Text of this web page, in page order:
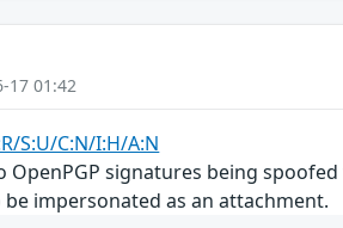
17 01:42
S:U/C:N/I:H/A:N
OpenPGP signatures being
impersonated as an attachment.